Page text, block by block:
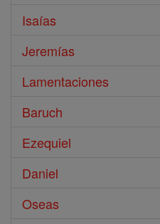
Isaías
Jeremías
Lamentaciones
Baruch
Ezequiel
Daniel
Oseas